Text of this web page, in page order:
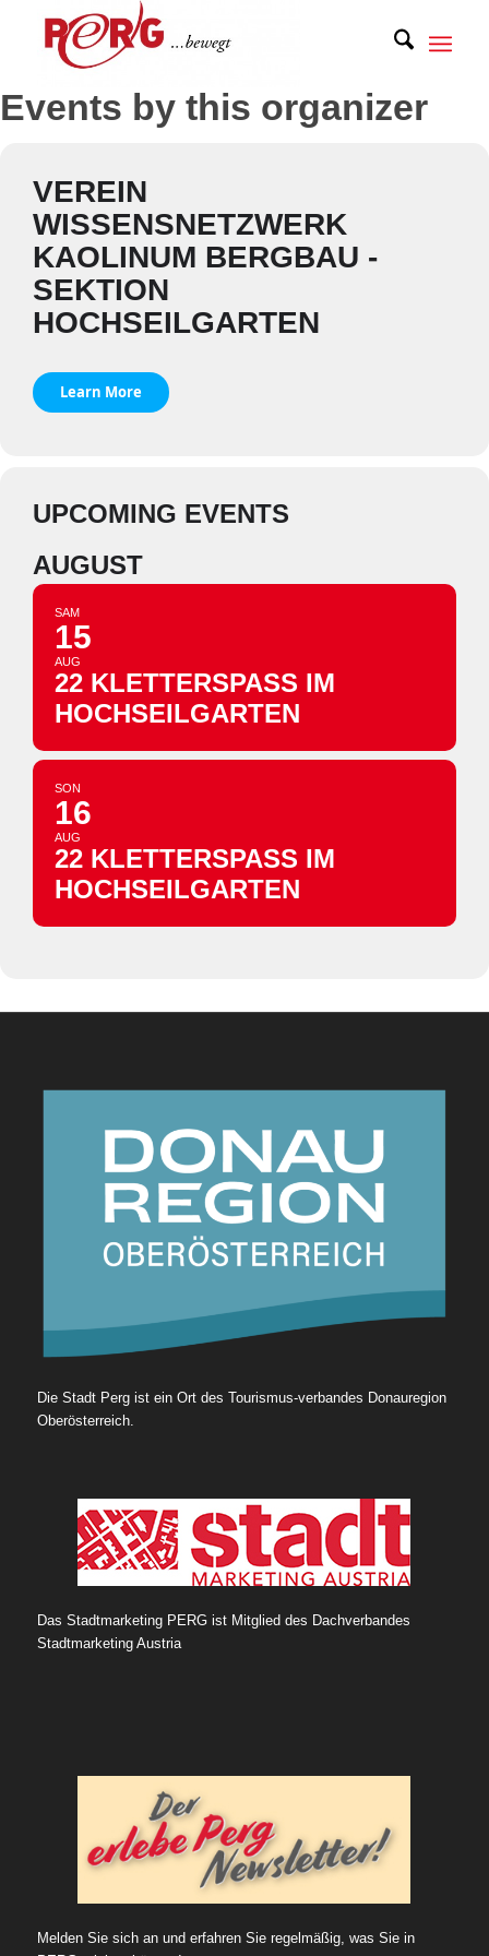
Events by this organizer
VEREIN
WISSENSNETZWERK
KAOLINUM BERGBAU -
SEKTION
HOCHSEILGARTEN
Learn More
UPCOMING EVENTS
AUGUST
SAM
15
AUG
22 KLETTERSPASS IM H
OCHSEILGARTEN
SON
16
AUG
22 KLETTERSPASS IM H
OCHSEILGARTEN
Die Stadt Perg ist ein Ort des Tourismus-verbandes Donauregion
Oberösterreich.
Das Stadtmarketing PERG ist Mitglied des Dachverbandes
Stadtmarketing Austria
Melden Sie sich an und erfahren Sie regelmäßig, was Sie in